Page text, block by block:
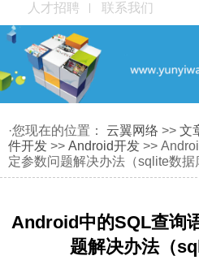
人才招聘 联系我们
·您现在的位置： 云翼网络 >> 文
件开发 >> Android开发 >>
定参数问题解决办法（sqlite数据
Android中的SQL查询
题解决办法（